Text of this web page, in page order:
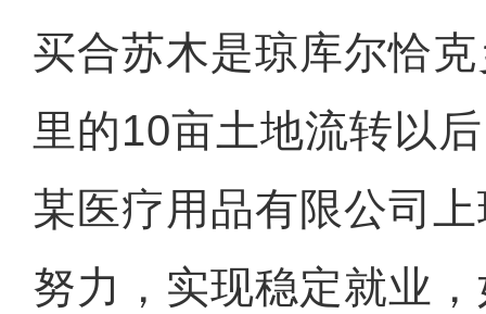
买合苏木是琼库尔恰
里的10亩土地流转以
某医疗用品有限公司
努力，实现稳定就业